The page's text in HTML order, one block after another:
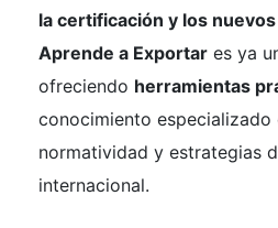
la certificación y los
Aprende a Exportar es ya
ofreciendo herramientas
conocimiento especializado
normatividad y estrategias
internacional.